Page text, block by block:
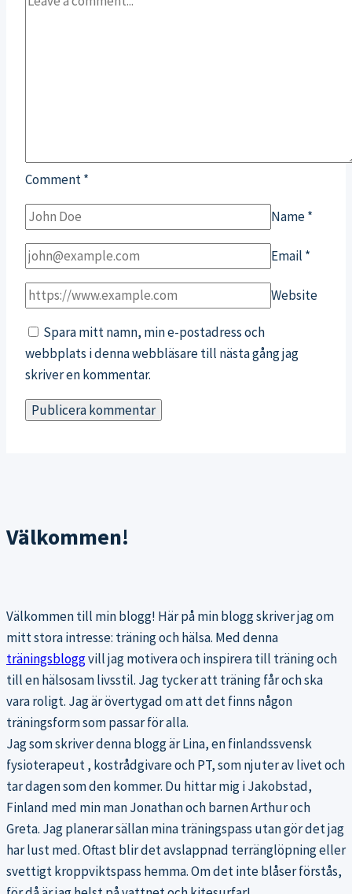
Comment*
Name*
Email *
Website
Spara mitt namn, min e-postadress och
webbplats i denna webbläsare till nästa gång jag
skriver en kommentar.
Välkommen!
Välkommen till min blogg! Här på min blogg skriver jag om
mitt stora intresse: träning och hälsa. Med denna
träningsbloggvill jag motivera och inspirera till träning och
till en hälsosam livsstil. Jag tycker att träning får och ska
vara roligt. Jag är övertygad om att det finns någon
träningsform som passar för alla.
Jag som skriver denna blogg är Lina, en finlandssvensk
fysioterapeut , kostrådgivare och PT, som njuter av livet och
tar dagen som den kommer. Du hittar mig i Jakobstad,
Finland med min man Jonathan och barnen Arthur och
Greta. Jag planerar sällan mina träningspass utan gör det jag
har lust med. Oftast blir det avslappnad terränglöpning eller
svettigt kroppviktspass hemma. Om det inte blåser förstås,